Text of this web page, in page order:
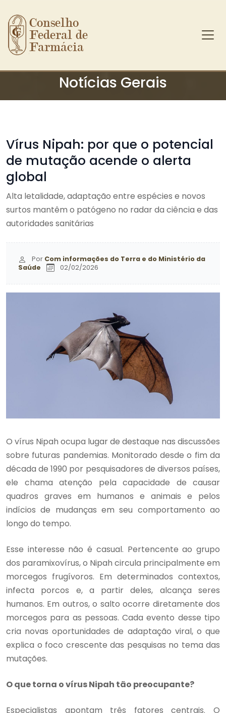
Ir para o conteúdo principal
Conselho
Federal de
Farmácia
Notícias Gerais
Vírus Nipah: por que o potencial
de mutação acende o alerta
global
Alta letalidade, adaptação entre espécies e novos
surtos mantêm o patógeno no radar da ciência e das
autoridades sanitárias
Por Com informações do Terra e do Ministério da
Saúde
02/02/2026
O vírus Nipah ocupa lugar de destaque nas discussões
sobre futuras pandemias. Monitorado desde o fim da
década de 1990 por pesquisadores de diversos países,
ele chama atenção pela capacidade de causar
quadros graves em humanos e animais e pelos
indícios de mudanças em seu comportamento ao
longo do tempo.
Esse interesse não é casual. Pertencente ao grupo
dos paramixovírus, o Nipah circula principalmente em
morcegos frugívoros. Em determinados contextos,
infecta porcos e, a partir deles, alcança seres
humanos. Em outros, o salto ocorre diretamente dos
morcegos para as pessoas. Cada evento desse tipo
cria novas oportunidades de adaptação viral, o que
explica o foco crescente das pesquisas no tema das
mutações.
O que torna o vírus Nipah tão preocupante?
Especialistas apontam três fatores centrais. O